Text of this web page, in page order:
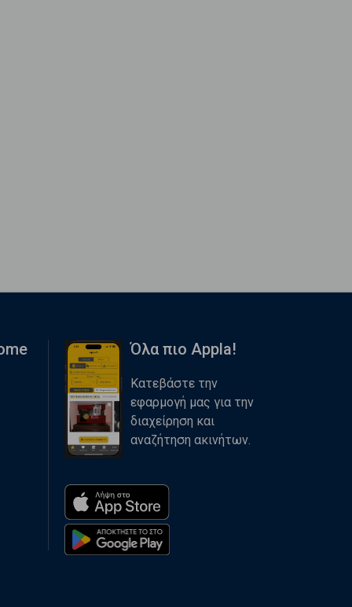
Όλα πιο Appla!
Κατεβάστε την
εφαρμογή μας για την
διαχείρηση και
αναζήτηση ακινήτων.